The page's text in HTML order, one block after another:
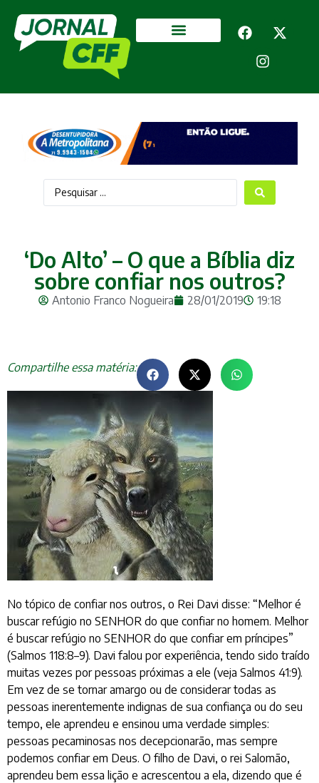
‘Do Alto’ – O que a Bíblia diz
sobre confiar nos outros?
Antonio Franco Nogueira 28/01/2019 19:18
Compartilhe essa matéria:
No tópico de confiar nos outros, o Rei Davi disse: “Melhor é
buscar refúgio no SENHOR do que confiar no homem. Melhor
é buscar refúgio no SENHOR do que confiar em príncipes”
(Salmos 118:8–9). Davi falou por experiência, tendo sido traído
muitas vezes por pessoas próximas a ele (veja Salmos 41:9).
Em vez de se tornar amargo ou de considerar todas as
pessoas inerentemente indignas de sua confiança ou do seu
tempo, ele aprendeu e ensinou uma verdade simples:
pessoas pecaminosas nos decepcionarão, mas sempre
podemos confiar em Deus. O filho de Davi, o rei Salomão,
aprendeu bem essa lição e acrescentou a ela, dizendo que é